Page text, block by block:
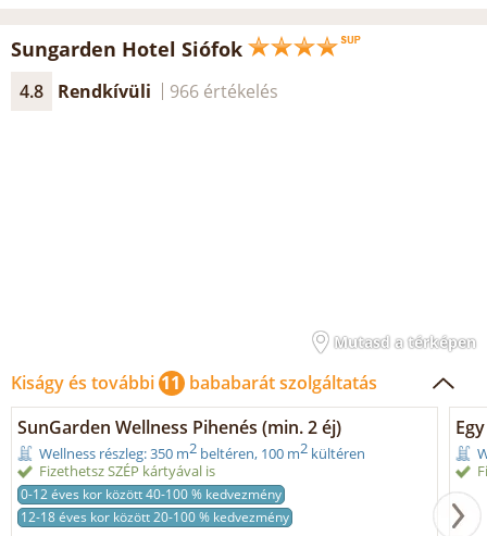
Sungarden Hotel Siófok
4.8 Rendkívüli 966 értékelés
Mutasd a térképen
Kiságy és további 11 bababarát szolgáltatás
SunGarden Wellness Pihenés (min. 2 éj)
Wellness részleg: 350 m2 beltéren, 100 m2 kültéren
Fizethetsz SZÉP kártyával is
0-12 éves kor között 40-100 % kedvezmény
12-18 éves kor között 20-100 % kedvezmény